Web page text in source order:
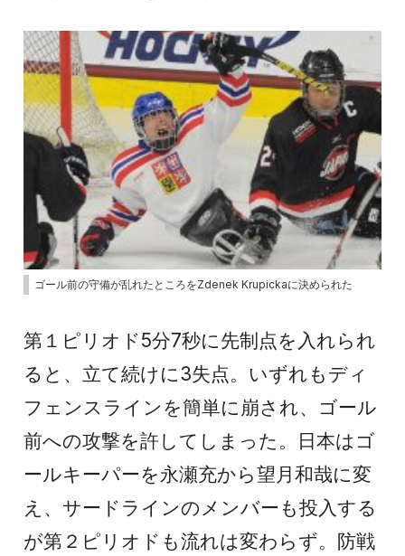
ゴール前の守備が乱れたところをZdenek Krupickaに決められた
第１ピリオド5分7秒に先制点を入れられ
ると、立て続けに3失点。いずれもディ
フェンスラインを簡単に崩され、ゴール
前への攻撃を許してしまった。日本はゴ
ールキーパーを永瀬充から望月和哉に変
え、サードラインのメンバーも投入する
が第２ピリオドも流れは変わらず。防戦